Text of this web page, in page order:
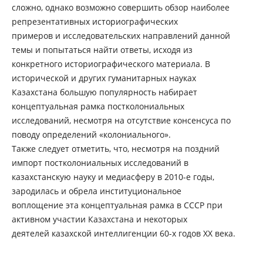
сложно, однако возможно совершить обзор наиболее
репрезентативных историографических
примеров и исследовательских направлений данной
темы и попытаться найти ответы, исходя из
конкретного историографического материала. В
исторической и других гуманитарных науках
Казахстана большую популярность набирает
концептуальная рамка постколониальных
исследований, несмотря на отсутствие консенсуса по
поводу определений «колониального».
Также следует отметить, что, несмотря на поздний
импорт постколониальных исследований в
казахстанскую науку и медиасферу в 2010-е годы,
зародилась и обрела институциональное
воплощение эта концептуальная рамка в СССР при
активном участии Казахстана и некоторых
деятелей казахской интеллигенции 60-х годов ХХ века.